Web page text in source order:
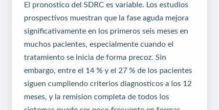
El pronostico del SDRC es variable. Los estudios
prospectivos muestran que la fase aguda mejora
significativamente en los primeros seis meses en
muchos pacientes, especialmente cuando el
tratamiento se inicia de forma precoz. Sin
embargo, entre el 14 % y el 27 % de los pacientes
siguen cumpliendo criterios diagnosticos a los 12
meses, y la remision completa de todos los